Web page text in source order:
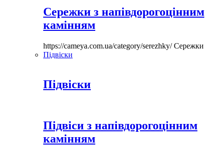
Сережки з напівдорогоцінним
камінням
https://cameya.com.ua/category/serezhky/Сережки
Підвіски
Підвіски
Підвіси з напівдорогоцінним
камінням